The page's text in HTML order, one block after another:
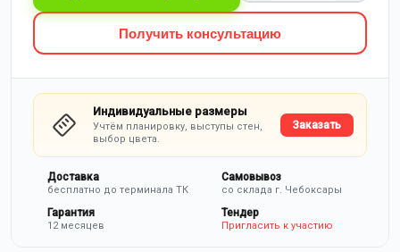
Получить консультацию
Индивидуальные размеры
Учтём планировку, выступы стен,
выбор цвета.
Заказать
Доставка
бесплатно до терминала ТК
Самовывоз
со склада г. Чебоксары
Гарантия
12 месяцев
Тендер
Пригласить к участию